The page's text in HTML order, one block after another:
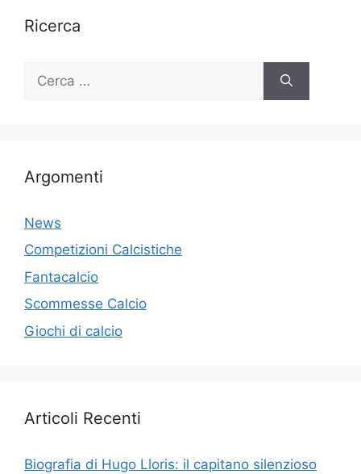
Ricerca
per:
Argomenti
News
Competizioni Calcistiche
Fantacalcio
Scommesse Calcio
Giochi di calcio
Articoli Recenti
Biografia di Hugo Lloris: il capitano silenzioso